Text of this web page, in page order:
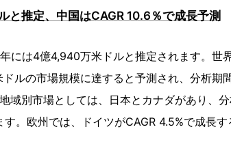
推定、中国はCAGR 10.6％で成長予測
には4億4,940万米ドルと推定されます。世
ルの市場規模に達すると予測され、分析期
域別市場としては、日本とカナダがあり、
。欧州では、ドイツがCAGR 4.5%で成長す